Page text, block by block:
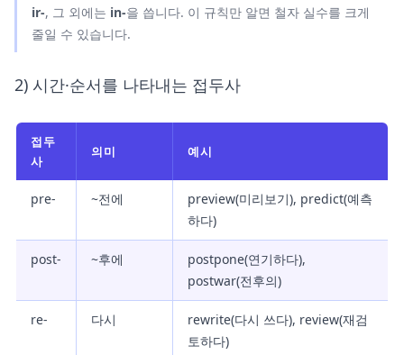
ir-, 그 외에는 in-을 씁니다. 이 규칙만 알면 철자 실수를 크게
줄일 수 있습니다.
2) 시간·순서를 나타내는 접두사
접두
사
의미 예시
pre- ~전에
preview(미리보기), predict(예측
하다)
post- ~후에
postpone(연기하다),
postwar(전후의)
re- 다시
rewrite(다시 쓰다), review(재검
토하다)